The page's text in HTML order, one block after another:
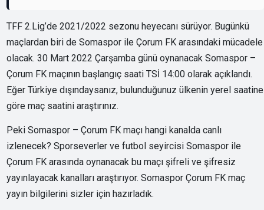
TFF 2.Lig’de 2021/2022 sezonu heyecanı sürüyor. Bugünkü
maçlardan biri de Somaspor ile Çorum FK arasındaki mücadele
olacak. 30 Mart 2022 Çarşamba günü oynanacak Somaspor –
Çorum FK maçının başlangıç saati TSİ 14:00 olarak açıklandı.
Eğer Türkiye dışındaysanız, bulunduğunuz ülkenin yerel saatine
göre maç saatini araştırınız.
Peki Somaspor – Çorum FK maçı hangi kanalda canlı
izlenecek? Sporseverler ve futbol seyircisi Somaspor ile
Çorum FK arasında oynanacak bu maçı şifreli ve şifresiz
yayınlayacak kanalları araştırıyor. Somaspor Çorum FK maç
yayın bilgilerini sizler için hazırladık.